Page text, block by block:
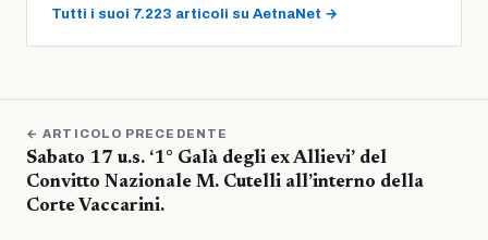
Tutti i suoi 7.223 articoli su AetnaNet →
← ARTICOLO PRECEDENTE
Sabato 17 u.s. ‘1° Galà degli ex Allievi’ del
Convitto Nazionale M. Cutelli all’interno della
Corte Vaccarini.